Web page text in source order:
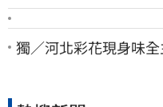
獨／河北彩花現身味